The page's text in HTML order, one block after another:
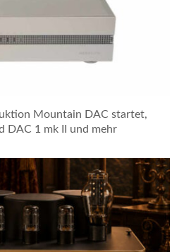
Mountain DAC startet,
DAC 1 mk II und mehr